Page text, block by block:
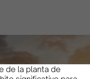
de la planta de